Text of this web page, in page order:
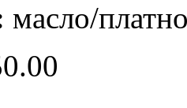
масло/